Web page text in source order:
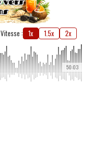
Vitesse : 1x 1.5x 2x
50:03